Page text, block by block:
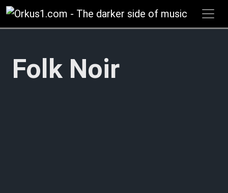
Zum
Inhalt
springen
Folk Noir